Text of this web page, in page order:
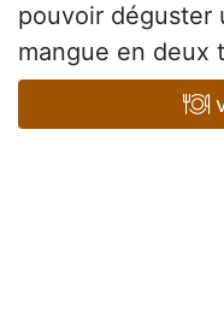
pouvoir déguster
mangue en deux